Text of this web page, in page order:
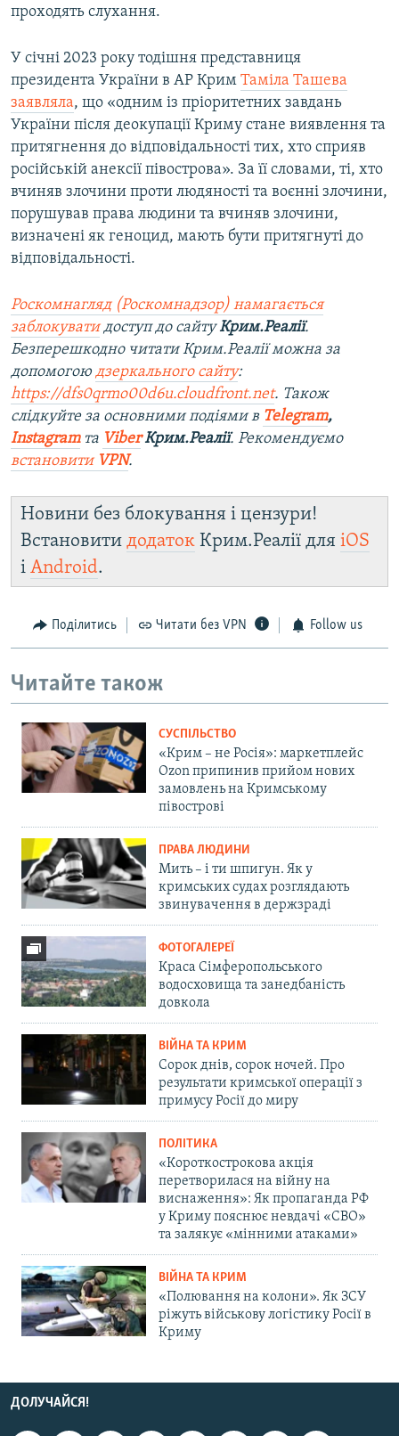
проходять слухання.
У січні 2023 року тодішня представниця
президента України в АР Крим Таміла Ташева
заявляла, що «одним із пріоритетних завдань
України після деокупації Криму стане виявлення та
притягнення до відповідальності тих, хто сприяв
російській анексії півострова». За її словами, ті, хто
вчиняв злочини проти людяності та воєнні злочини,
порушував права людини та вчиняв злочини,
визначені як геноцид, мають бути притягнуті до
відповідальності.
Роскомнагляд (Роскомнадзор) намагається
заблокуватидоступ до сайтуКрим.Реалії.
Безперешкодно читати Крим.Реалії можна за
допомогою дзеркального сайту:
https://dfs0qrmo00d6u.cloudfront.net. Також
слідкуйте за основними подіями в Telegram,
Instagramта ViberКрим.Реалії. Рекомендуємо
встановити VPN.
Новини без блокування і цензури!
Встановити додаток Крим.Реалії для iOS
і Android.
Поділитись Читати без VPN Follow us
Читайте також
СУСПІЛЬСТВО
«Крим – не Росія»: маркетплейс
Ozon припинив прийом нових
замовлень на Кримському
півострові
ПРАВА ЛЮДИНИ
Мить – і ти шпигун. Як у
кримських судах розглядають
звинувачення в держзраді
ФОТОГАЛЕРЕЇ
Краса Сімферопольського
водосховища та занедбаність
довкола
ВІЙНА ТА КРИМ
Сорок днів, сорок ночей. Про
результати кримської операції з
примусу Росії до миру
ПОЛІТИКА
«Короткострокова акція
перетворилася на війну на
виснаження»: Як пропаганда РФ
у Криму пояснює невдачі «СВО»
та залякує «мінними атаками»
ВІЙНА ТА КРИМ
«Полювання на колони». Як ЗСУ
ріжуть військову логістику Росії в
Криму
ДОЛУЧАЙСЯ!